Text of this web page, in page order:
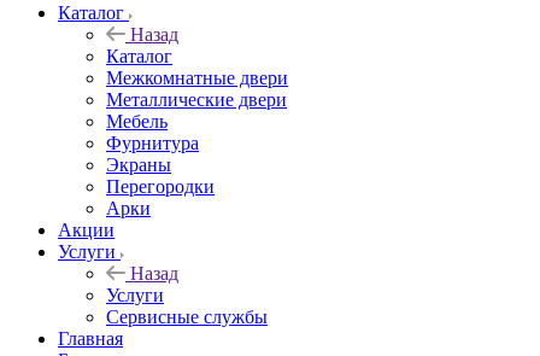
Каталог
Назад
Каталог
Межкомнатные двери
Металлические двери
Мебель
Фурнитура
Экраны
Перегородки
Арки
Акции
Услуги
Назад
Услуги
Сервисные службы
Главная